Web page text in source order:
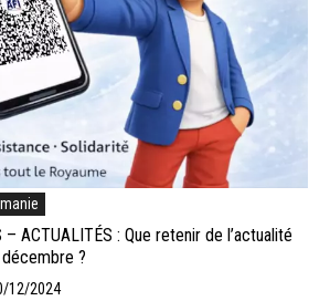
– ACTUALITÉS : Que retenir de l’actualité
?
12/2024